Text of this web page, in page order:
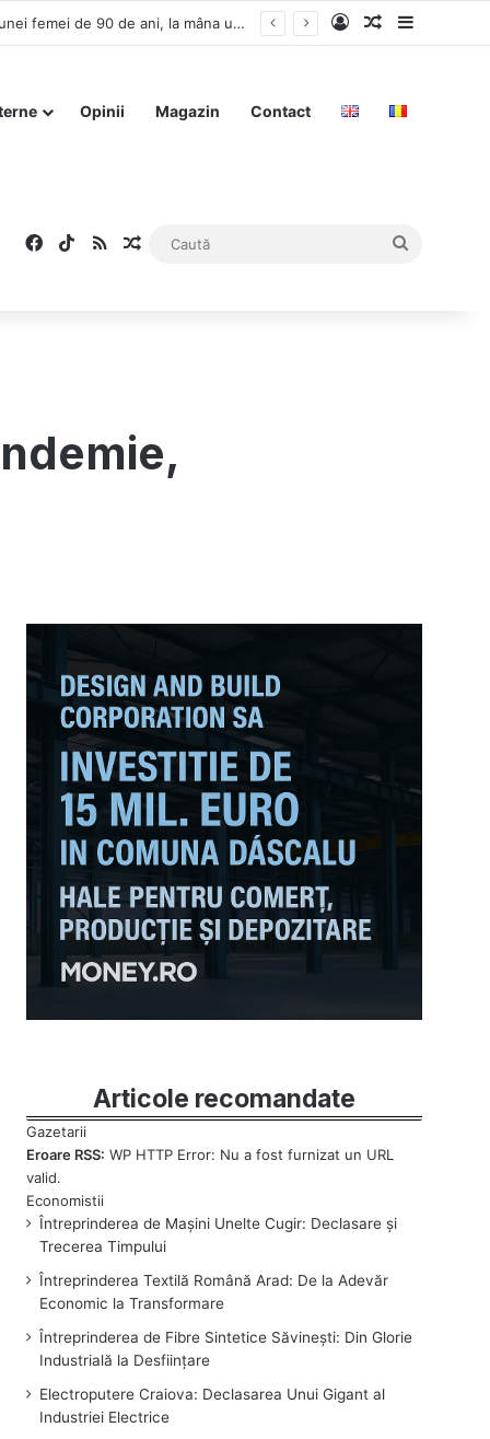
Log InArticolSidebar
Opinii Magazin Contact
Facebook
TikTok
RSSArticol aleatoriu
Articole recomandate
Eroare RSS: WP HTTP Error: Nu a fost furnizat un URL
valid.
Întreprinderea de Mașini Unelte Cugir: Declasare și
Trecerea Timpului
Întreprinderea Textilă Română Arad: De la Adevăr
Economic la Transformare
Întreprinderea de Fibre Sintetice Săvinești: Din Glorie
Industrială la Desființare
Electroputere Craiova: Declasarea Unui Gigant al
Industriei Electrice